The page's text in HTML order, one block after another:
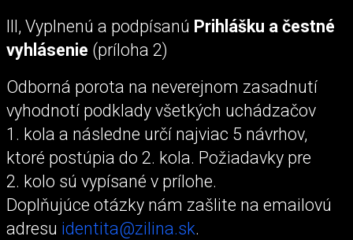
III, Vyplnenú a podpísanú Prihlášku a čestné
vyhlásenie (príloha 2)
Odborná porota na neverejnom zasadnutí
vyhodnotí podklady všetkých uchádzačov
1. kola a následne určí najviac 5 návrhov,
ktoré postúpia do 2. kola. Požiadavky pre
2. kolo sú vypísané v prílohe.
Doplňujúce otázky nám zašlite na emailovú
adresu identita@zilina.sk.